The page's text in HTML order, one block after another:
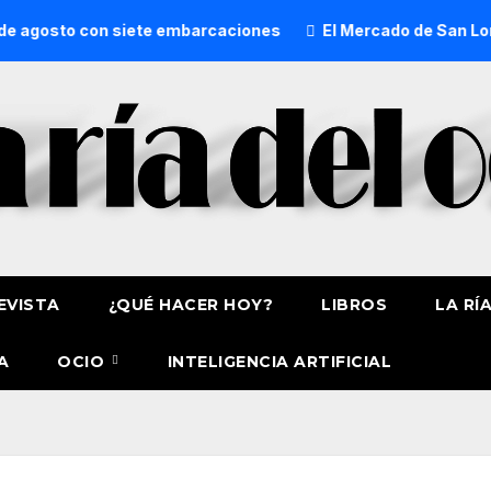
siete embarcaciones El Mercado de San Lorenzo de
¿QUÉ HACER HOY? LIBROS LA
OCIO INTELIGENCIA ARTIFICIAL